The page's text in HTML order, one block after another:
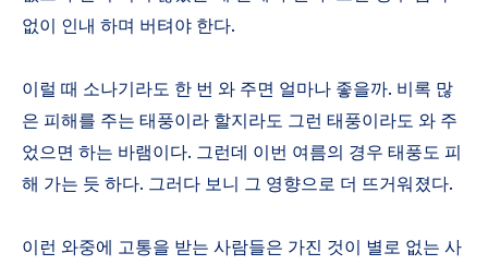
없이 인내 하며 버텨야 한다.
이럴 때 소나기라도 한 번 와 주면 얼마나 좋을까. 비록 많
은 피해를 주는 태풍이라 할지라도 그런 태풍이라도 와 주
었으면 하는 바램이다. 그런데 이번 여름의 경우 태풍도 피
해 가는 듯 하다. 그러다 보니 그 영향으로 더 뜨거워졌다.
이런 와중에 고통을 받는 사람들은 가진 것이 별로 없는 사